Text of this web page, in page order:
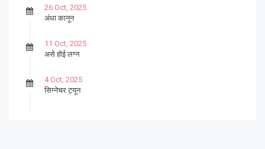
26 Oct, 2025
अंधा कानून
11 Oct, 2025
असे होई लग्न
4 Oct, 2025
सिग्नेचर ट्यून